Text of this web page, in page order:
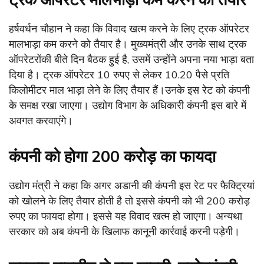
हर्षवर्धन चौहान ने कहा कि विवाद खत्म करने के लिए ट्रक ऑपरेटर
मालभाड़ा कम करने को तैयार है। मुख्यमंत्री और उनके साथ ट्रक
ऑपरेटरोंकी बीते दिन बैठक हुई है, उसमें उन्होंने अपना नया भाड़ा बता
दिया है। ट्रक ऑपरेटर 10 रुपए से लेकर 10.20 पैसे प्रति
किलोमीटर माल भाड़ा लेने के लिए तैयार हैं।उनके इस रेट को कंपनी
के समक्ष रखा जाएगा। उद्योग विभाग के अधिकारी कंपनी इस बारे में
अवगत करवाएंगे।
कंपनी को होगा 200 करोड़ का फायदा
उद्योग मंत्री ने कहा कि अगर अडानी की कंपनी इस रेट पर फैक्ट्रियां
को खोलने के लिए तैयार होती है तो इससे कंपनी को भी 200 करोड़
रुपए का फायदा होगा। इससे यह विवाद खत्म हो जाएगा। अन्यथा
सरकार को अब कंपनी के खिलाफ कानूनी कार्रवाई करनी पड़ेगी।